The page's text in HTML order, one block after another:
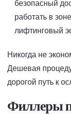
безопасный
работать в
лифтинговый
Никогда не
Дешевая
дорогой путь к
Филлеры